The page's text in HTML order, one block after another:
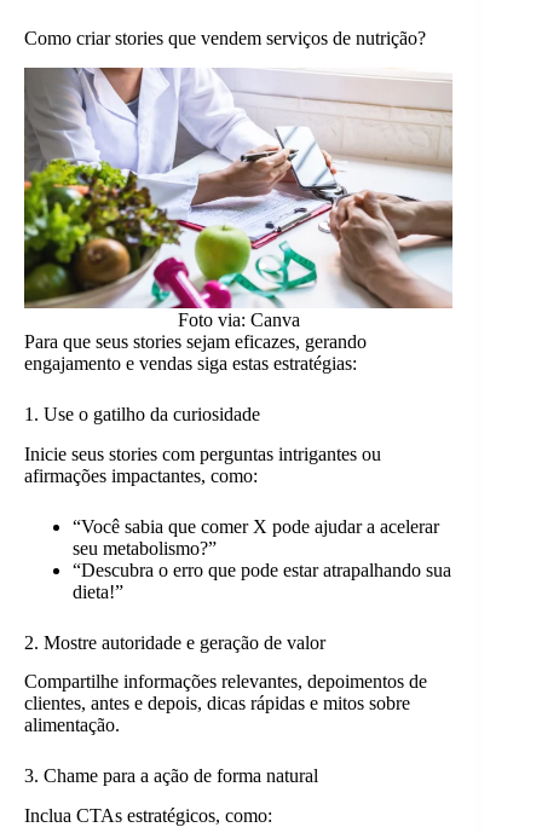
Como criar stories que vendem serviços de nutrição?
Foto via: Canva
Para que seus stories sejam eficazes, gerando
engajamento e vendas siga estas estratégias:
1. Use o gatilho da curiosidade
Inicie seus stories com perguntas intrigantes ou
afirmações impactantes, como:
“Você sabia que comer X pode ajudar a acelerar
seu metabolismo?”
“Descubra o erro que pode estar atrapalhando sua
dieta!”
2. Mostre autoridade e geração de valor
Compartilhe informações relevantes, depoimentos de
clientes, antes e depois, dicas rápidas e mitos sobre
alimentação.
3. Chame para a ação de forma natural
Inclua CTAs estratégicos, como: